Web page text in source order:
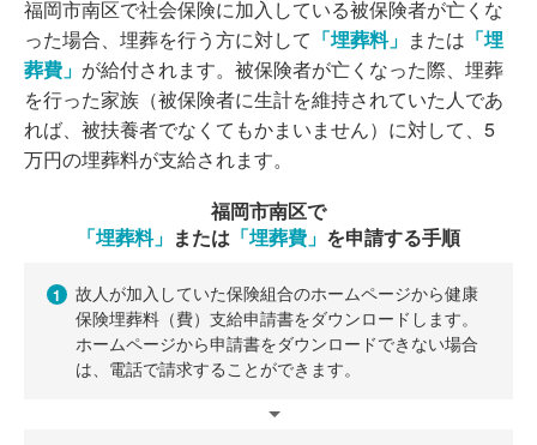
福岡市南区で社会保険に加入している被保険者が亡くな
った場合、埋葬を行う方に対して 「埋葬料」 または 「埋
葬費」 が給付されます。被保険者が亡くなった際、埋葬
を行った家族（被保険者に生計を維持されていた人であ
れば、被扶養者でなくてもかまいません）に対して、5
万円の埋葬料が支給されます。
福岡市南区で
「埋葬料」 または 「埋葬費」 を申請する手順
1
故人が加入していた保険組合のホームページから健康
保険埋葬料（費）支給申請書をダウンロードします。
ホームページから申請書をダウンロードできない場合
は、電話で請求することができます。